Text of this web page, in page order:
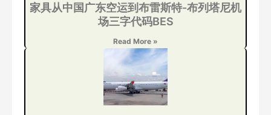
家具从中国广东空运到布雷斯特-布列塔尼机
场三字代码BES
Read More »